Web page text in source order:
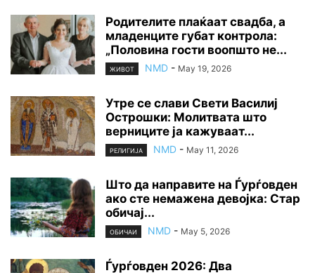
Родителите плаќаат свадба, а
младенците губат контрола:
„Половина гости воопшто не...
ЖИВОТ NMD - May 19, 2026
Утре се слави Свети Василиј
Острошки: Молитвата што
верниците ја кажуваат...
РЕЛИГИЈА NMD - May 11, 2026
Што да направите на Ѓурѓовден
ако сте немажена девојка: Стар
обичај...
ОБИЧАИ NMD - May 5, 2026
Ѓурѓовден 2026: Два